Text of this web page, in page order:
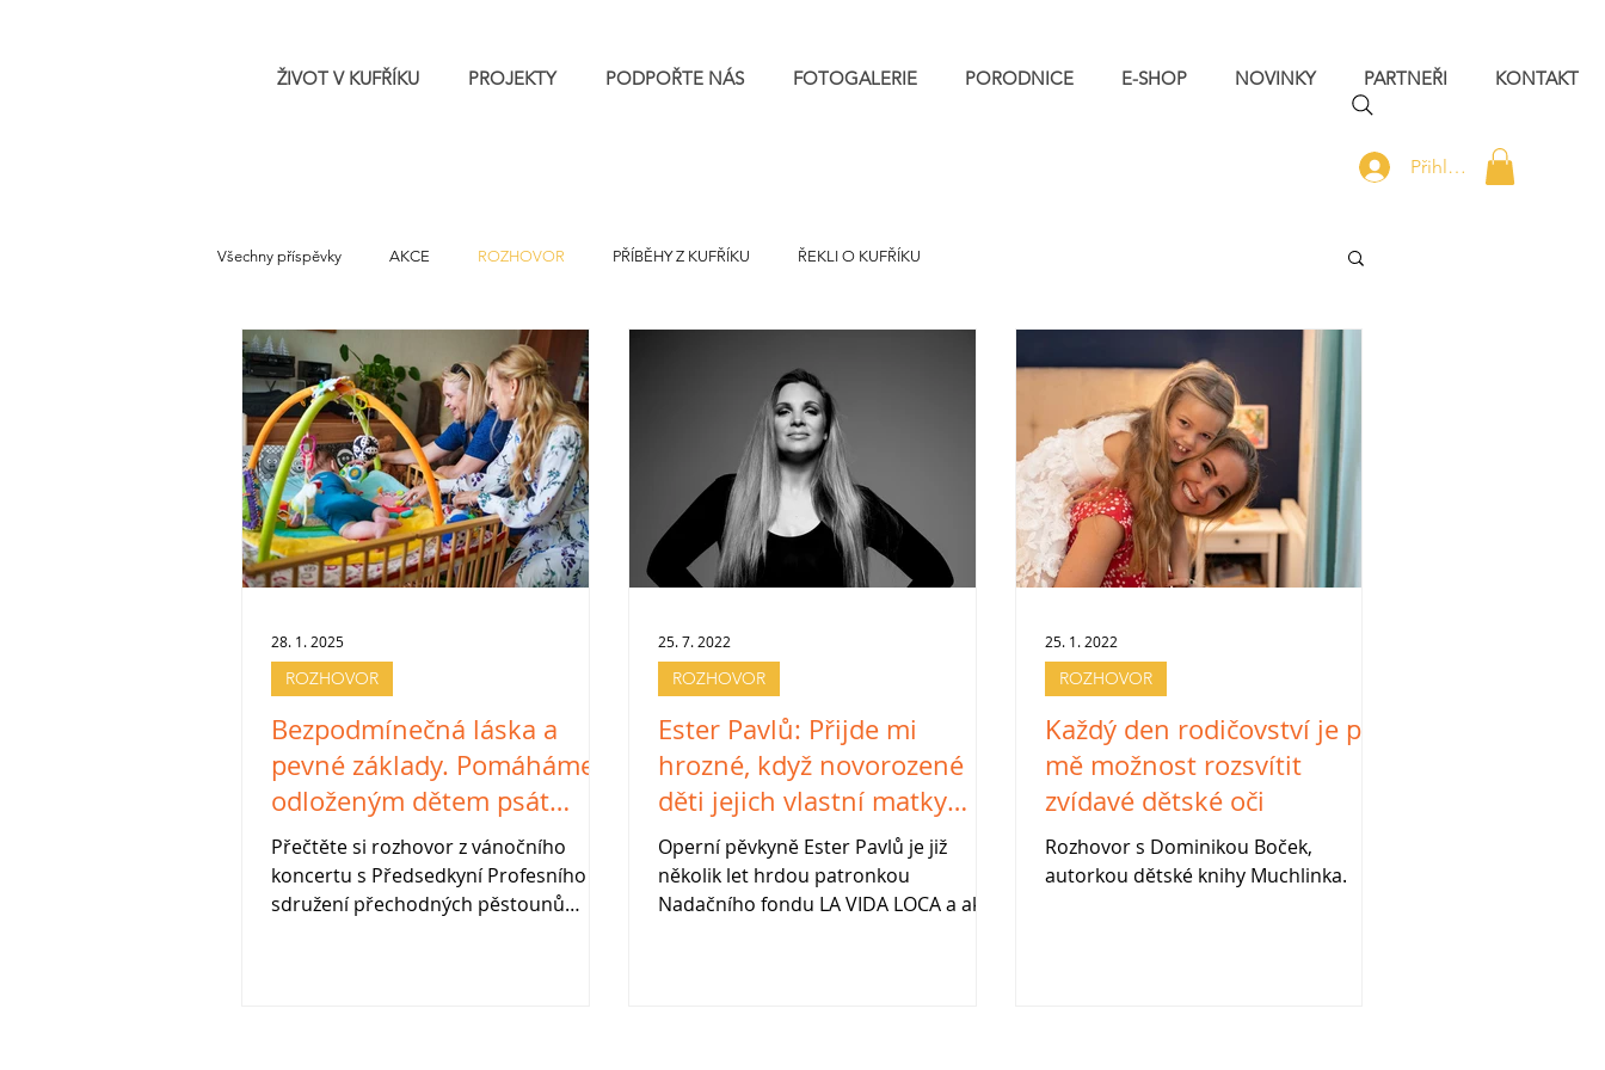
ŽIVOT V KUFŘÍKU PROJEKTY PODPOŘTE NÁS FOTOGALERIE PORODNICE E-SHOP NOVINKY PARTNEŘI KONTAKT
Přihlásit se
Všechny příspěvky AKCE ROZHOVOR PŘÍBĚHY Z KUFŘÍKU ŘEKLI O KUFŘÍKU
Bezpodmínečná láska a
pevné základy. Pomáháme
odloženým dětem psát
jejich šťastné životní
příběhy
Přečtěte si rozhovor z vánočního
koncertu s Předsedkyní Profesního
sdružení přechodných pěstounů
ROZHOVOR
28. 1. 2025
Ester Pavlů: Přijde mi
hrozné, když novorozené
děti jejich vlastní matky
opustí
Operní pěvkyně Ester Pavlů je již
několik let hrdou patronkou
Nadačního fondu LA VIDA LOCA a akce
ROZHOVOR
25. 7. 2022
Každý den rodičovství je pro
mě možnost rozsvítit
zvídavé dětské oči
Rozhovor s Dominikou Boček,
autorkou dětské knihy Muchlinka.
ROZHOVOR
25. 1. 2022